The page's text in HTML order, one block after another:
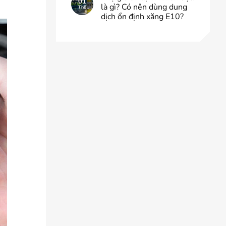
Th8
là gì? Có nên dùng dung
dịch ổn định xăng E10?